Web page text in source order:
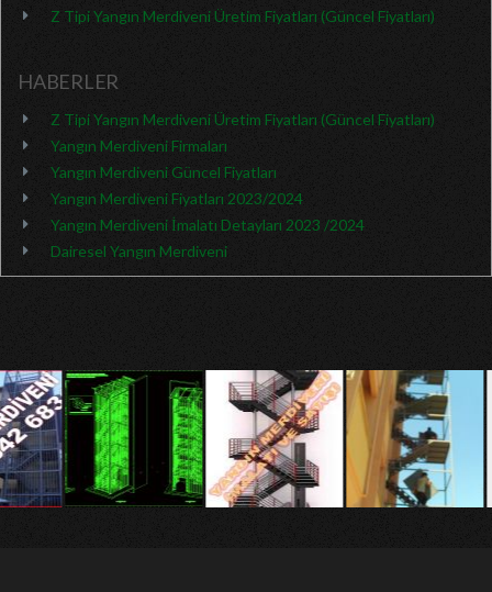
Z Tipi Yangın Merdiveni Üretim Fiyatları (Güncel Fiyatları)
HABERLER
Z Tipi Yangın Merdiveni Üretim Fiyatları (Güncel Fiyatları)
Yangın Merdiveni Firmaları
Yangın Merdiveni Güncel Fiyatları
Yangın Merdiveni Fiyatları 2023/2024
Yangın Merdiveni İmalatı Detayları 2023 /2024
Dairesel Yangın Merdiveni